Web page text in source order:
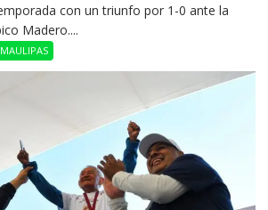
con un triunfo por 1-0 ante la
Madero....